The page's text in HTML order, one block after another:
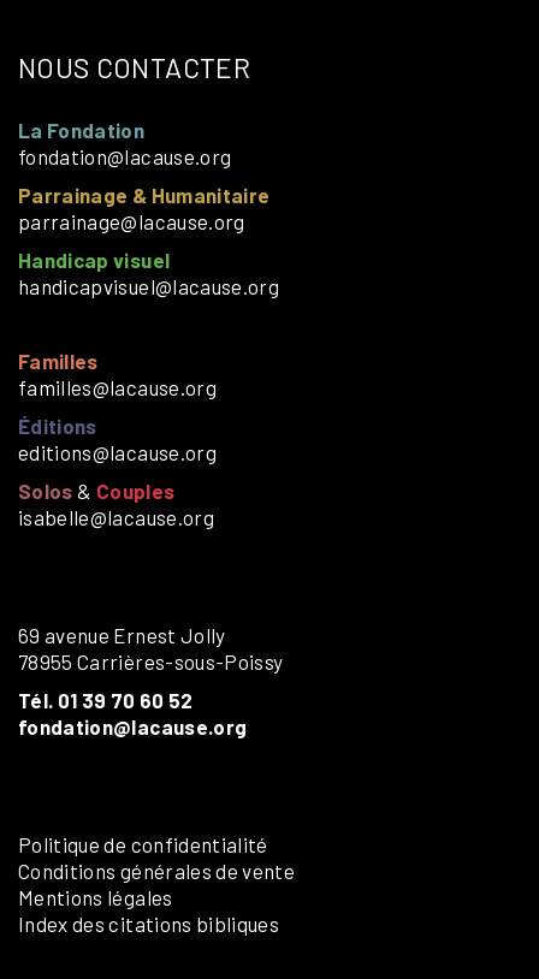
NOUS CONTACTER
La Fondation
fondation@lacause.org
Parrainage & Humanitaire
parrainage@lacause.org
Handicap visuel
handicapvisuel@lacause.org
Familles
familles@lacause.org
Éditions
editions@lacause.org
Solos & Couples
isabelle@lacause.org
69 avenue Ernest Jolly
78955 Carrières-sous-Poissy
Tél. 01 39 70 60 52
fondation@lacause.org
Politique de confidentialité
Conditions générales de vente
Mentions légales
Index des citations bibliques